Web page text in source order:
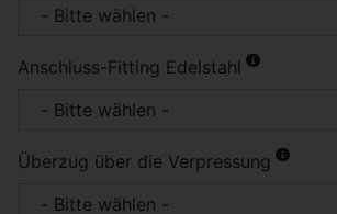
Anschluss-Fitting Edelstahl
Überzug über die Verpressung